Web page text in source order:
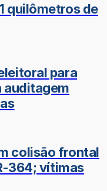
quilômetros de
para
auditagem
colisão frontal
364; vítimas